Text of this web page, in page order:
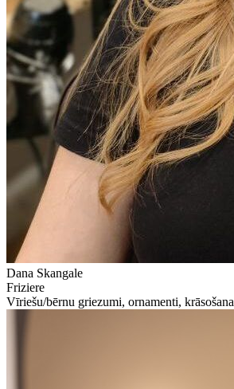
Dana Skangale
Friziere
Vīriešu/bērnu griezumi, ornamenti, krāsošana